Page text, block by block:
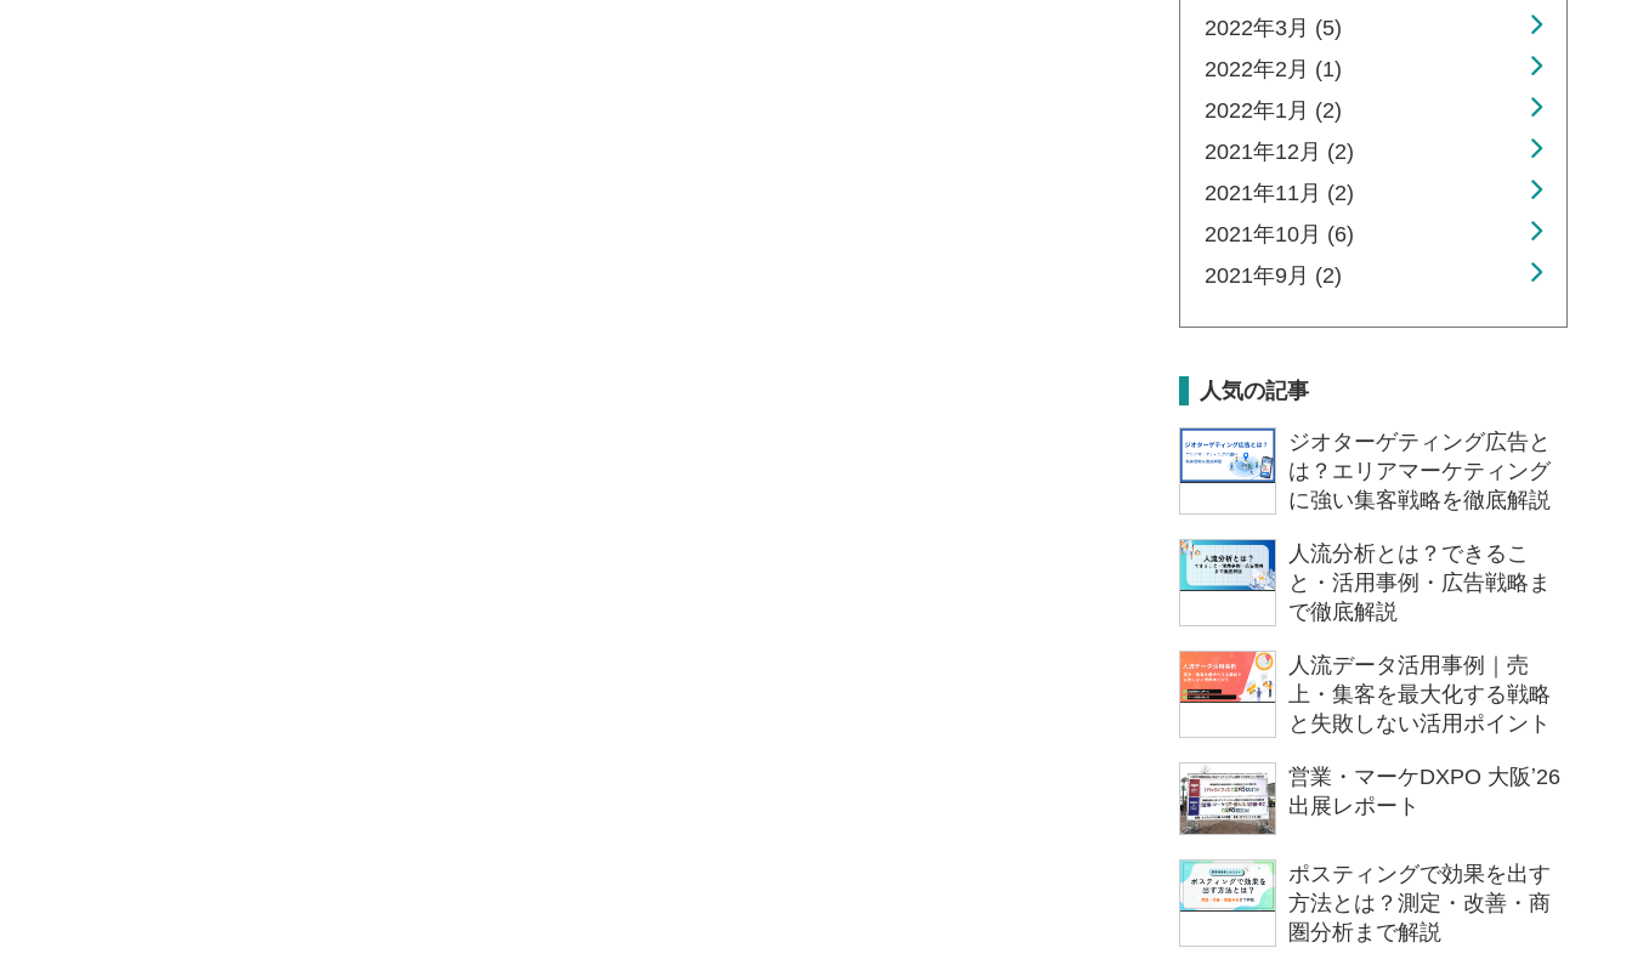
2022年3月 (5)
2022年2月 (1)
2022年1月 (2)
2021年12月 (2)
2021年11月 (2)
2021年10月 (6)
2021年9月 (2)
人気の記事
ジオターゲティング広告と
は？エリアマーケティング
に強い集客戦略を徹底解説
人流分析とは？できるこ
と・活用事例・広告戦略ま
で徹底解説
人流データ活用事例｜売
上・集客を最大化する戦略
と失敗しない活用ポイント
営業・マーケDXPO 大阪ʼ26
出展レポート
ポスティングで効果を出す
方法とは？測定・改善・商
圏分析まで解説